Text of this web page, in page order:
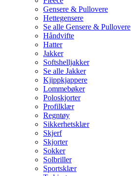
Gensere & Pullovere
Hettegensere
Se alle Gensere & Pullovere
Håndvifte
Hatter
Jakker
Softshelljakker
Se alle Jakker
Kjippkjappere
Lommebøker
Poloskjorter
Profilklær
Regntøy
Sikkerhetsklær
Skjerf
Skjorter
Sokker
Solbriller
Sportsklær